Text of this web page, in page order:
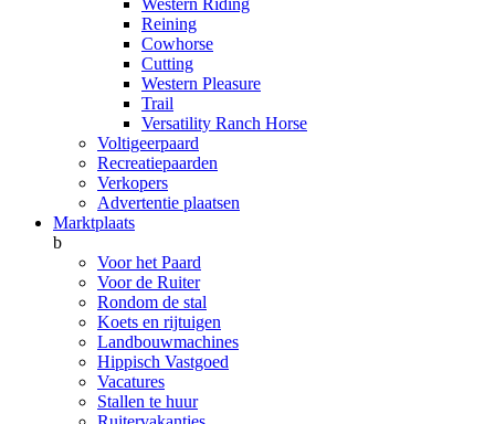
Western Riding
Reining
Cowhorse
Cutting
Western Pleasure
Trail
Versatility Ranch Horse
Voltigeerpaard
Recreatiepaarden
Verkopers
Advertentie plaatsen
Marktplaats
b
Voor het Paard
Voor de Ruiter
Rondom de stal
Koets en rijtuigen
Landbouwmachines
Hippisch Vastgoed
Vacatures
Stallen te huur